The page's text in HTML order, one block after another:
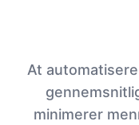
At
minimerer